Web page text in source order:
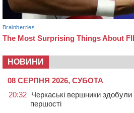
НОВИНИ
08 СЕРПНЯ 2026, СУБОТА
20:32 Черкаські вершники здобули
першості